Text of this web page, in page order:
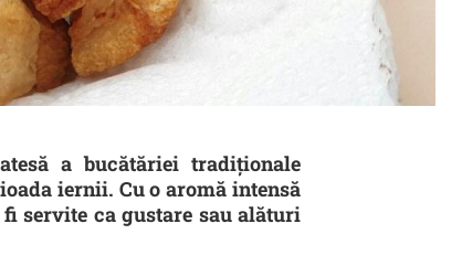
a bucătăriei tradiționale
iernii. Cu o aromă intensă
servite ca gustare sau alături